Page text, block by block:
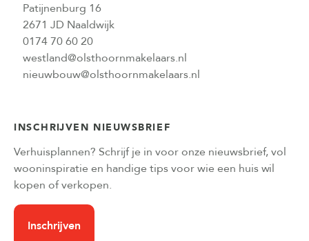
Patijnenburg 16
2671 JD Naaldwijk
0174 70 60 20
westland@olsthoornmakelaars.nl
nieuwbouw@olsthoornmakelaars.nl
INSCHRIJVEN NIEUWSBRIEF
Verhuisplannen? Schrijf je in voor onze nieuwsbrief, vol
wooninspiratie en handige tips voor wie een huis wil
kopen of verkopen.
Inschrijven